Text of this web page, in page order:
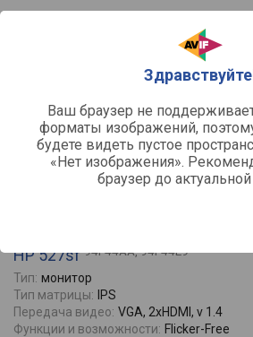
Ваш браузер не
форматы изображений,
будете видеть пустое
«Нет изображения».
браузер до
HP 527sf 94F44AA, 94F44E9
Тип: монитор
Тип матрицы:
IPS
Передача видео: VGA, 2xHDMI, v 1.4
Функции и возможности: Flicker-Free